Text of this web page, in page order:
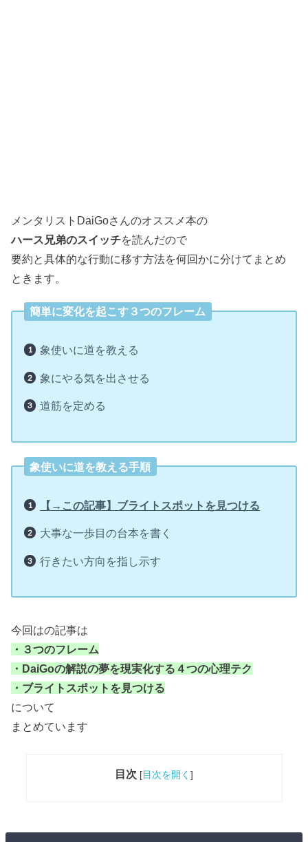
メンタリストDaiGoさんのオススメ本の
ハース兄弟のスイッチを読んだので
要約と具体的な行動に移す方法を何回かに分けてまとめ
ときます。
簡単に変化を起こす３つのフレーム
象使いに道を教える
象にやる気を出させる
道筋を定める
象使いに道を教える手順
【→この記事】ブライトスポットを見つける
大事な一歩目の台本を書く
行きたい方向を指し示す
今回はの記事は
・３つのフレーム
・DaiGoの解説の夢を現実化する４つの心理テク
・ブライトスポットを見つける
について
まとめています
目次 [目次を開く ]